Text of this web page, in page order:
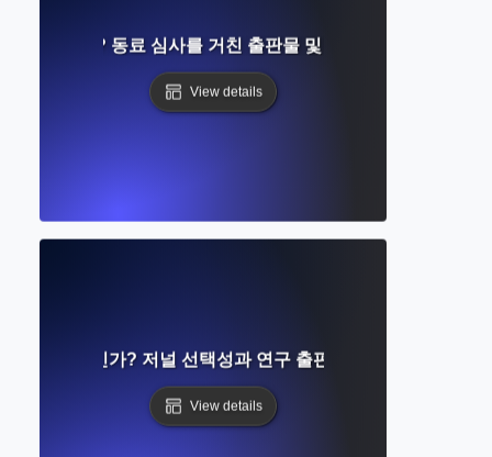
무엇인가? 동료 심사를 거친 출판물 및 학술 연구에 대한 가
View details
이란 무엇인가? 저널 선택성과 연구 출판 가능성 이해하기
View details